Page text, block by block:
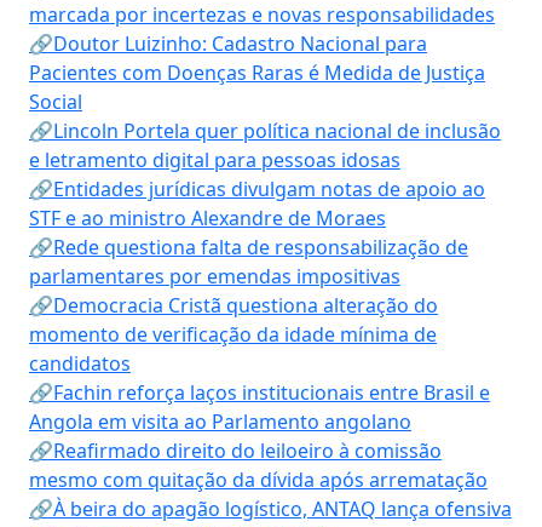
marcada por incertezas e novas responsabilidades
🔗Doutor Luizinho: Cadastro Nacional para
Pacientes com Doenças Raras é Medida de Justiça
Social
🔗Lincoln Portela quer política nacional de inclusão
e letramento digital para pessoas idosas
🔗Entidades jurídicas divulgam notas de apoio ao
STF e ao ministro Alexandre de Moraes
🔗Rede questiona falta de responsabilização de
parlamentares por emendas impositivas
🔗Democracia Cristã questiona alteração do
momento de verificação da idade mínima de
candidatos
🔗Fachin reforça laços institucionais entre Brasil e
Angola em visita ao Parlamento angolano
🔗Reafirmado direito do leiloeiro à comissão
mesmo com quitação da dívida após arrematação
🔗À beira do apagão logístico, ANTAQ lança ofensiva